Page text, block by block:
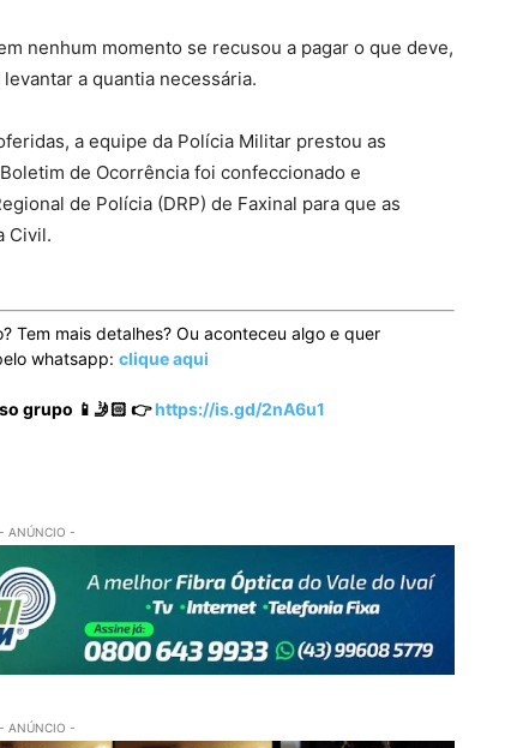
nenhum momento se recusou a pagar o que deve,
a quantia necessária.
a equipe da Polícia Militar prestou as
de Ocorrência foi confeccionado e
de Polícia (DRP) de Faxinal para que as
Civil.
Tem mais detalhes? Ou aconteceu algo e quer
whatsapp: clique aqui
grupo 📱🤳🏻 👉https://is.gd/2nA6u1
- ANÚNCIO -
- ANÚNCIO -